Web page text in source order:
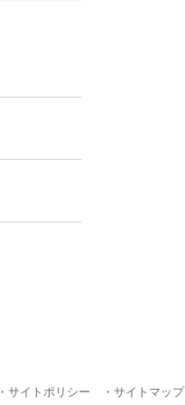
・サイトポリシー ・サイトマップ